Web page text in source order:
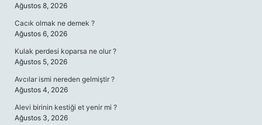
Ağustos 8, 2026
Cacık olmak ne demek ?
Ağustos 6, 2026
Kulak perdesi koparsa ne olur ?
Ağustos 5, 2026
Avcılar ismi nereden gelmiştir ?
Ağustos 4, 2026
Alevi birinin kestiği et yenir mi ?
Ağustos 3, 2026